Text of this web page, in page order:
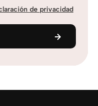
de privacidad